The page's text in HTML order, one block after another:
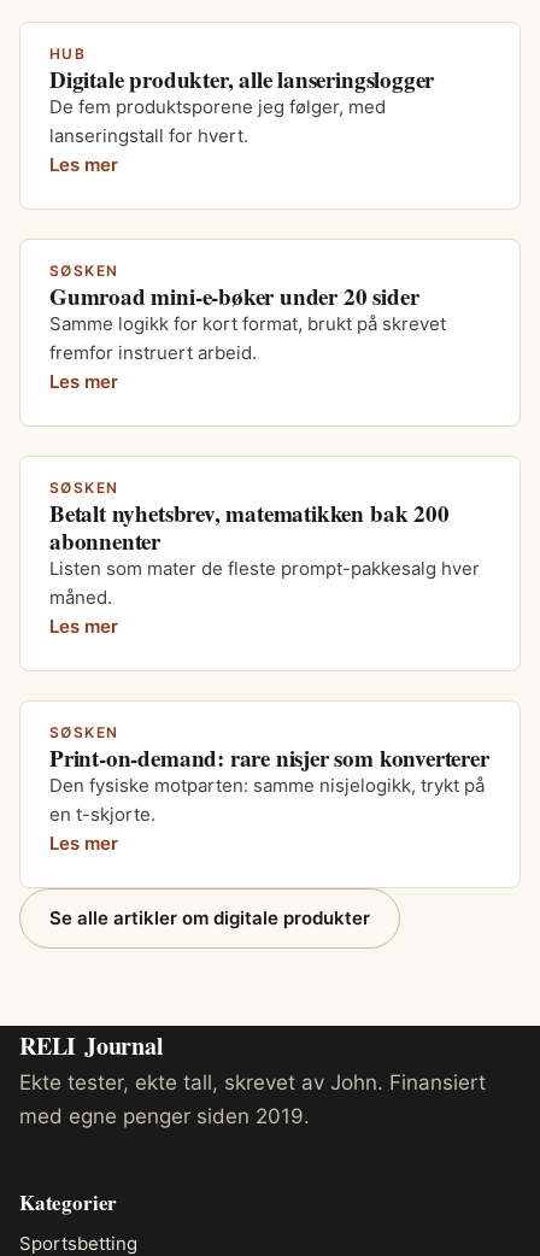
HUB
Digitale produkter, alle lanseringslogger
De fem produktsporene jeg følger, med
lanseringstall for hvert.
Les mer
SØSKEN
Gumroad mini-e-bøker under 20 sider
Samme logikk for kort format, brukt på skrevet
fremfor instruert arbeid.
Les mer
SØSKEN
Betalt nyhetsbrev, matematikken bak 200
abonnenter
Listen som mater de fleste prompt-pakkesalg hver
måned.
Les mer
SØSKEN
Print-on-demand: rare nisjer som konverterer
Den fysiske motparten: samme nisjelogikk, trykt på
en t-skjorte.
Les mer
Se alle artikler om digitale produkter
RELI Journal
Ekte tester, ekte tall, skrevet av John. Finansiert
med egne penger siden 2019.
Kategorier
Sportsbetting